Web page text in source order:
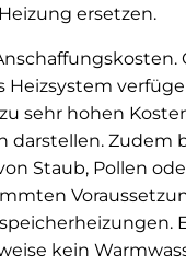
ersetzen.
sehr hohen
Zudem
Staub, Pollen
kein